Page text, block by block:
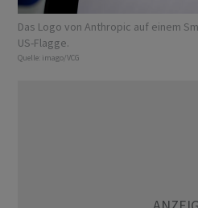
Das Logo von Anthropic auf einem
US-Flagge.
Quelle: imago/VCG